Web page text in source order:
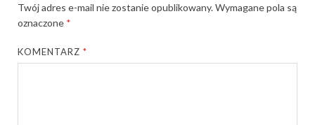
Twój adres e-mail nie zostanie opublikowany.Wymagane pola są
oznaczone *
KOMENTARZ*